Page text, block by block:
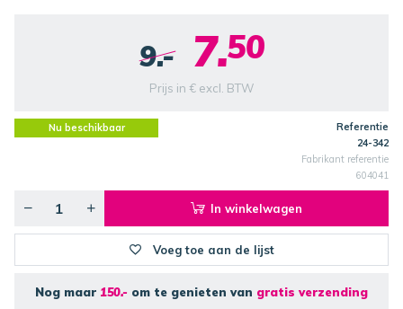
9.- 7.50
Prijs in € excl. BTW
Nu beschikbaar
Referentie
24-342
Fabrikant referentie
604041
In winkelwagen
Voeg toe aan de lijst
Nog maar 150.- om te genieten van gratis verzending